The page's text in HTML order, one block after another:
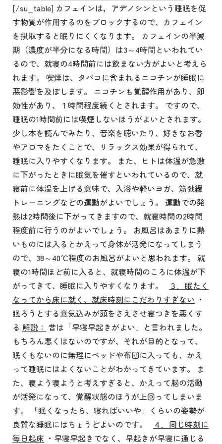
[/su_table] カフェインは，アデノシンという睡眠を促
す物質が作用するのをブロックするので、カフェイン
を摂取すると眠りにくくなります。 カフェインの半減
期（濃度が半分になる時間）は3～4時間といわれてい
るので、就寝の4時間前には飲まない方がよいと考えら
れます。 喫煙は、タバコに含まれるニコチンが睡眠に
悪影響を及ぼします。 ニコチンも覚醒作用があり、即
効性があり、１時間程度続くとされます。 ですので、
睡眠の1時間前には喫煙しないほうがよいとされます。
少し本を読んでみたり、音楽を聴いたり、好きなお香
やアロマをたくことで、リラックス効果が得られて、
睡眠に入りやすくなります。 また、ヒトは体温が急激
に下がったときに眠気を催すといわれているので、就
寝前に体温を上げる意味で、入浴や軽いヨガ、筋弛緩
トレーニングなどの運動がよいでしょう。 運動での発
熱は2時間後に下がってきますので、就寝時間の2時間
程度前に行うのがよいでしょう。 お風呂はあまりに熱
いものには入るとかえって身体が活発になってしまう
ので、38～40℃程度のお風呂がよいと思われます。 就
寝の1時間ほど前に入ると、就寝時間のころに体温が下
がってきて、睡眠に入りやすくなります。
３．眠たく
なってから床に就く、就床時刻にこだわりすぎない ・
眠ろうとする意気込みが頭をさえさせ寝つきを悪くす
る 解説： 昔は「早寝早起きがよい」と言われました。
もちろん悪くはないのですが、それが目的となって、
眠くもないのに無理にベッドや布団に入っても、かえ
って睡眠にはよくないことがわかってきています。 ま
た、寝よう寝ようと考えすぎると、かえって脳の活動
が活発になって、覚醒状態のほうが上回ってしまいま
す。 「眠くなったら、寝ればいいや」くらいの姿勢が
良質な睡眠にはちょうどよいのです。
４．同じ時刻に
毎日起床 ・早寝早起きでなく、早起きが早寝に通じる